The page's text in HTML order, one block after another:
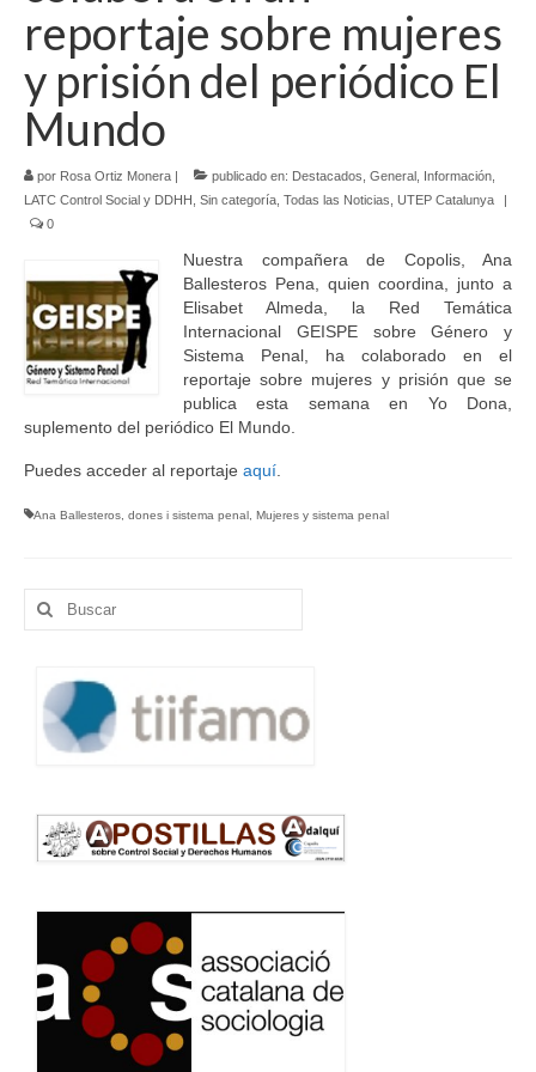
Idioma:
reportaje sobre mujeres
y prisión del periódico El
Mundo
por Rosa Ortiz Monera | publicado en: Destacados General Información
LATC Control Social y DDHH Sin categoría Todas las Noticias UTEP Catalunya
|
0
Nuestra compañera de Copolis, Ana
Ballesteros Pena, quien coordina, junto a
Elisabet Almeda, la Red Temática
Internacional GEISPE sobre Género y
Sistema Penal, ha colaborado en el
reportaje sobre mujeres y prisión que se
publica esta semana en Yo Dona,
suplemento del periódico El Mundo.
Puedes acceder al reportaje aquí
Ana Ballesteros dones i sistema penal Mujeres y sistema penal
Buscar
por: